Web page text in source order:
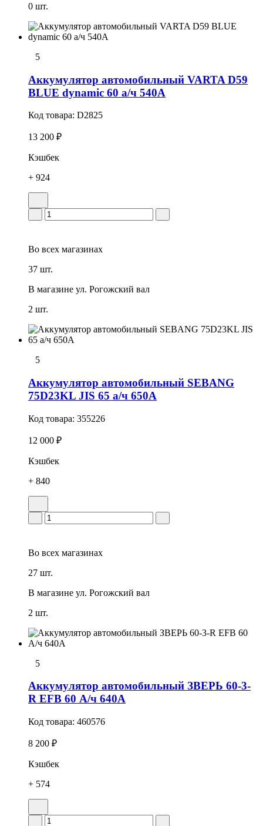
0 шт.
5
Аккумулятор автомобильный VARTA D59
BLUE dynamic 60 а/ч 540А
Код товара: D2825
13 200 ₽
Кэшбек
+ 924
Во всех магазинах
37 шт.
В магазине ул. Рогожский вал
2 шт.
5
Аккумулятор автомобильный SEBANG
75D23KL JIS 65 а/ч 650А
Код товара: 355226
12 000 ₽
Кэшбек
+ 840
Во всех магазинах
27 шт.
В магазине ул. Рогожский вал
2 шт.
5
Аккумулятор автомобильный ЗВЕРЬ 60-3-
R EFB 60 А/ч 640А
Код товара: 460576
8 200 ₽
Кэшбек
+ 574